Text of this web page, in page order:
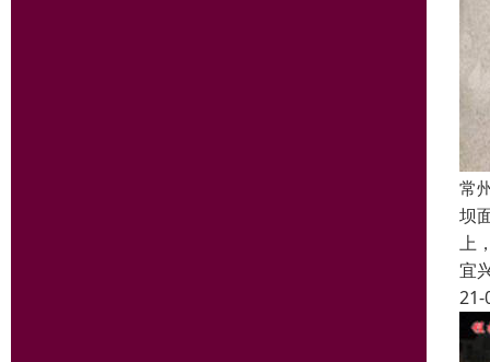
常
坝
上
宜
21-